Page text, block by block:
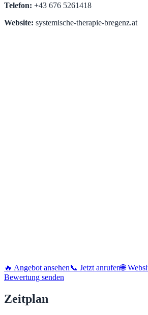
Telefon: +43 676 5261418
Website: systemische-therapie-bregenz.at
🔥 Angebot ansehen📞 Jetzt anrufen🌐
Bewertung senden
Zeitplan